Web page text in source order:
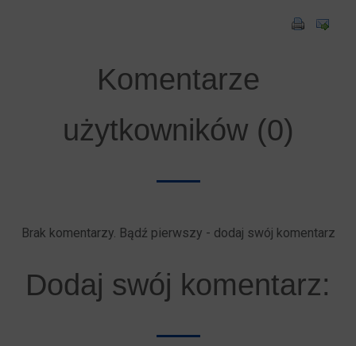
Komentarze
użytkowników (0)
Brak komentarzy. Bądź pierwszy - dodaj swój komentarz
Dodaj swój komentarz: